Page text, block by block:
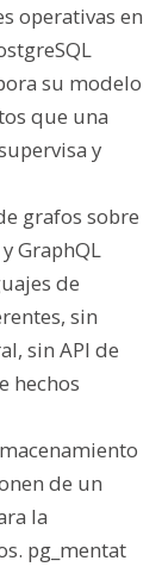
operativas en
su modelo
que una
y
grafos sobre
GraphQL
de
sin
sin API de
hechos
de un
la
pg_mentat